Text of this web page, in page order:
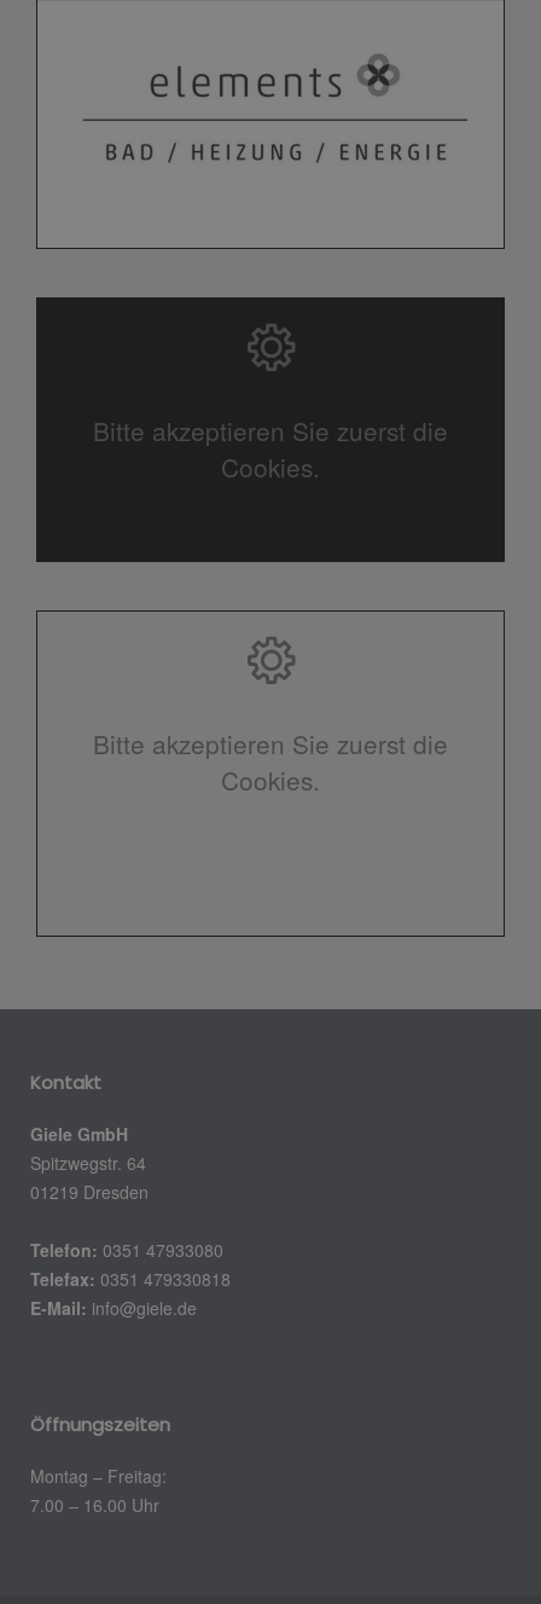
Bitte akzeptieren Sie zuerst die
Cookies.
Bitte akzeptieren Sie zuerst die
Cookies.
Kontakt
Giele GmbH
Spitzwegstr. 64
01219 Dresden
Telefon: 0351 47933080
Telefax: 0351 479330818
E-Mail: info@giele.de
Öffnungszeiten
Montag – Freitag:
7.00 – 16.00 Uhr